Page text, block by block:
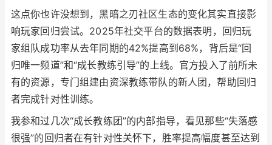
这点你也许没想到，黑暗之刃社区生态的变化其实直接影
响玩家回归尝试。2025年社交平台的数据表明，回归玩
家组队成功率从去年同期的42%提高到68%，背后是“回
归唯一频道”和“成长教练引导”的上线。官方投入了前所未
有的资源，专门组建由资深教练带队的新人团，帮助回归
者完成针对性训练。
我参和过几次“成长教练团”的内部指导，看见那些“失落感
很强”的回归者在有针对性关怀下，胜率提高幅度甚至达到